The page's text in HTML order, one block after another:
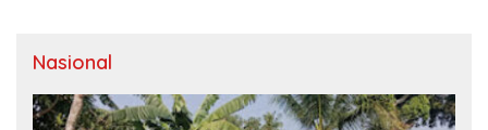
Nasional